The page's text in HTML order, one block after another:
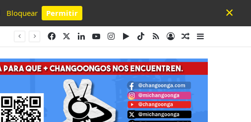
Bloquear Permitir
Powered by SendPulse
×
FacebookLinkedInYouTubeInstagram
Google Play
TikTok
RSSAccesoPublicación al
Barra lateral